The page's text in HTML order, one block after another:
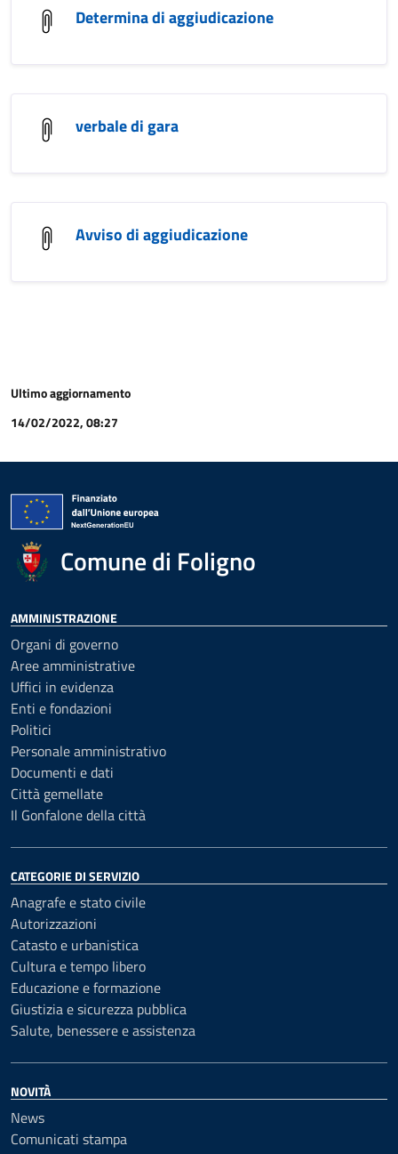
Determina di aggiudicazione
verbale di gara
Avviso di aggiudicazione
Ultimo aggiornamento
14/02/2022, 08:27
Comune di Foligno
AMMINISTRAZIONE
Organi di governo
Aree amministrative
Uffici in evidenza
Enti e fondazioni
Politici
Personale amministrativo
Documenti e dati
Città gemellate
Il Gonfalone della città
CATEGORIE DI SERVIZIO
Anagrafe e stato civile
Autorizzazioni
Catasto e urbanistica
Cultura e tempo libero
Educazione e formazione
Giustizia e sicurezza pubblica
Salute, benessere e assistenza
NOVITÀ
News
Comunicati stampa